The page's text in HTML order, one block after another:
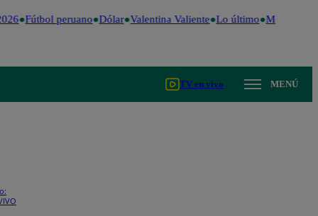
Fútbol peruano Dólar Valentina Valiente Lo último Me Caigo de
TV en vivo MENÚ